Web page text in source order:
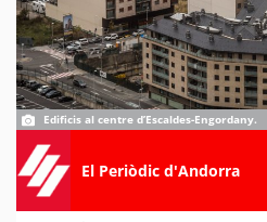
Edificis al centre d’Escaldes-Engordany.
El Periòdic d'Andorra